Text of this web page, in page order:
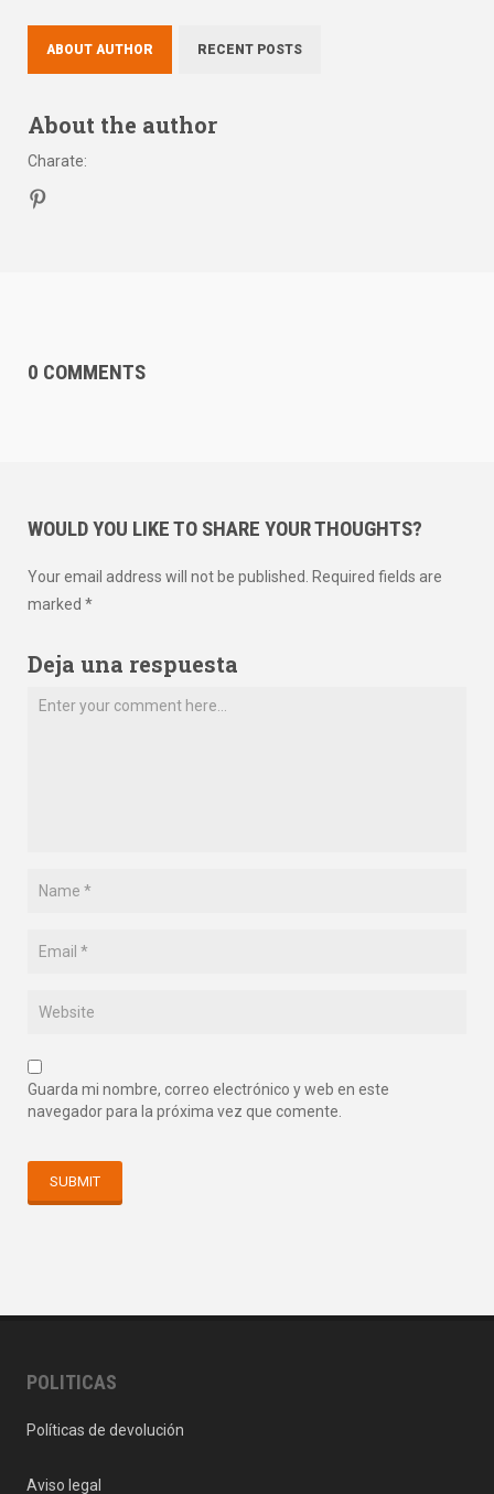
ABOUT AUTHOR RECENT POSTS
About the author
Charate:
0 COMMENTS
WOULD YOU LIKE TO SHARE YOUR THOUGHTS?
Your email address will not be published. Required fields are
marked *
Deja una respuesta
Guarda mi nombre, correo electrónico y web en este
navegador para la próxima vez que comente.
POLITICAS
Políticas de devolución
Aviso legal